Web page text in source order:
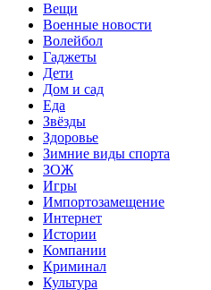
Вещи
Военные новости
Волейбол
Гаджеты
Дети
Дом и сад
Еда
Звёзды
Здоровье
Зимние виды спорта
ЗОЖ
Игры
Импортозамещение
Интернет
Истории
Компании
Криминал
Культура